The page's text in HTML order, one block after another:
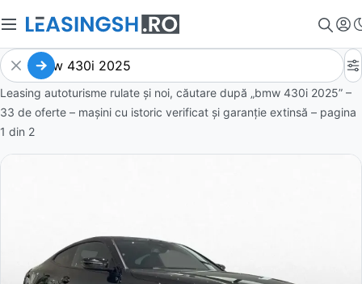
Leasing autoturisme rulate și noi, căutare după „bmw 430i 2025” –
33 de oferte – mașini cu istoric verificat și garanție extinsă – pagina
1 din 2